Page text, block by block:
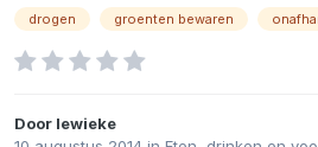
drogen groenten bewaren
Door lewieke